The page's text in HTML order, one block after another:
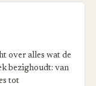
over alles wat de
bezighoudt: van
tot